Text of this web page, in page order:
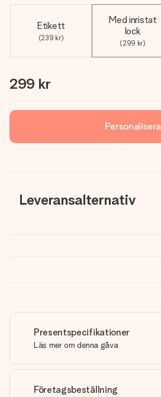
Etikett
(239 kr)
Med inristat
lock
(299 kr)
299 kr
Personalisera
Leveransalternativ
Presentspecifikationer
Läs mer om denna gåva
Företagsbeställning